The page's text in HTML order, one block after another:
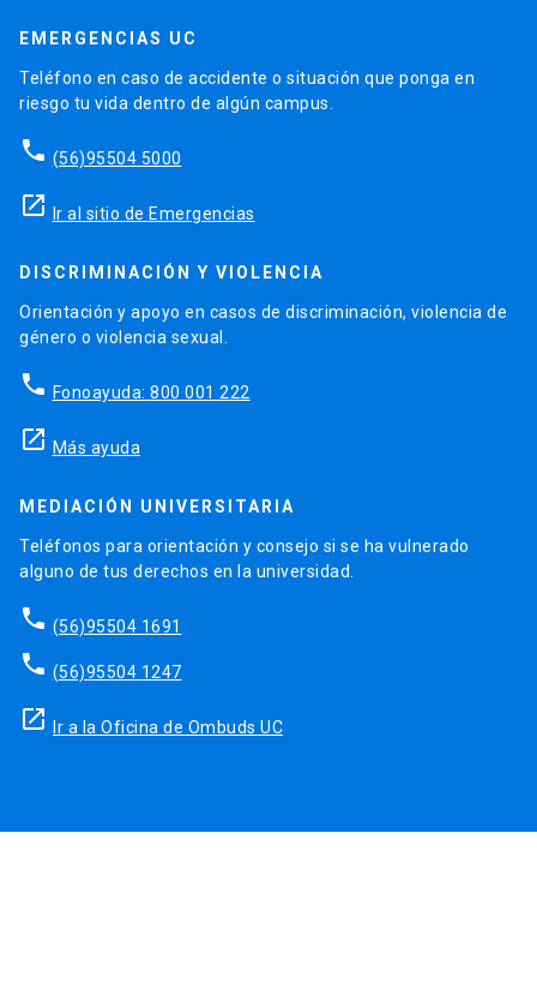
EMERGENCIAS UC
Teléfono en caso de accidente o situación que ponga en
riesgo tu vida dentro de algún campus.
phone (56)95504 5000
launch Ir al sitio de Emergencias
DISCRIMINACIÓN Y VIOLENCIA
Orientación y apoyo en casos de discriminación, violencia de
género o violencia sexual.
phone Fonoayuda: 800 001 222
launch Más ayuda
MEDIACIÓN UNIVERSITARIA
Teléfonos para orientación y consejo si se ha vulnerado
alguno de tus derechos en la universidad.
phone (56)95504 1691
phone (56)95504 1247
launch Ir a la Oficina de Ombuds UC